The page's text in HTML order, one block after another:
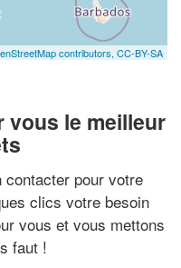
contributors, CC-BY-SA
vous le meilleur
pour votre
clics votre besoin
vous et vous mettons
faut !